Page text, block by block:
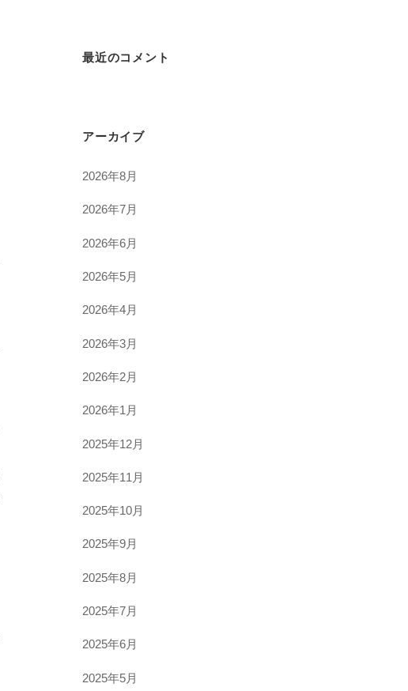
最近のコメント
アーカイブ
2026年8月
2026年7月
2026年6月
2026年5月
2026年4月
2026年3月
2026年2月
2026年1月
2025年12月
2025年11月
2025年10月
2025年9月
2025年8月
2025年7月
2025年6月
2025年5月